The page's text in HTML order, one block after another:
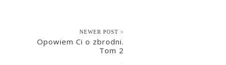
NEWER POST >
Opowiem Ci o zbrodni.
Tom 2